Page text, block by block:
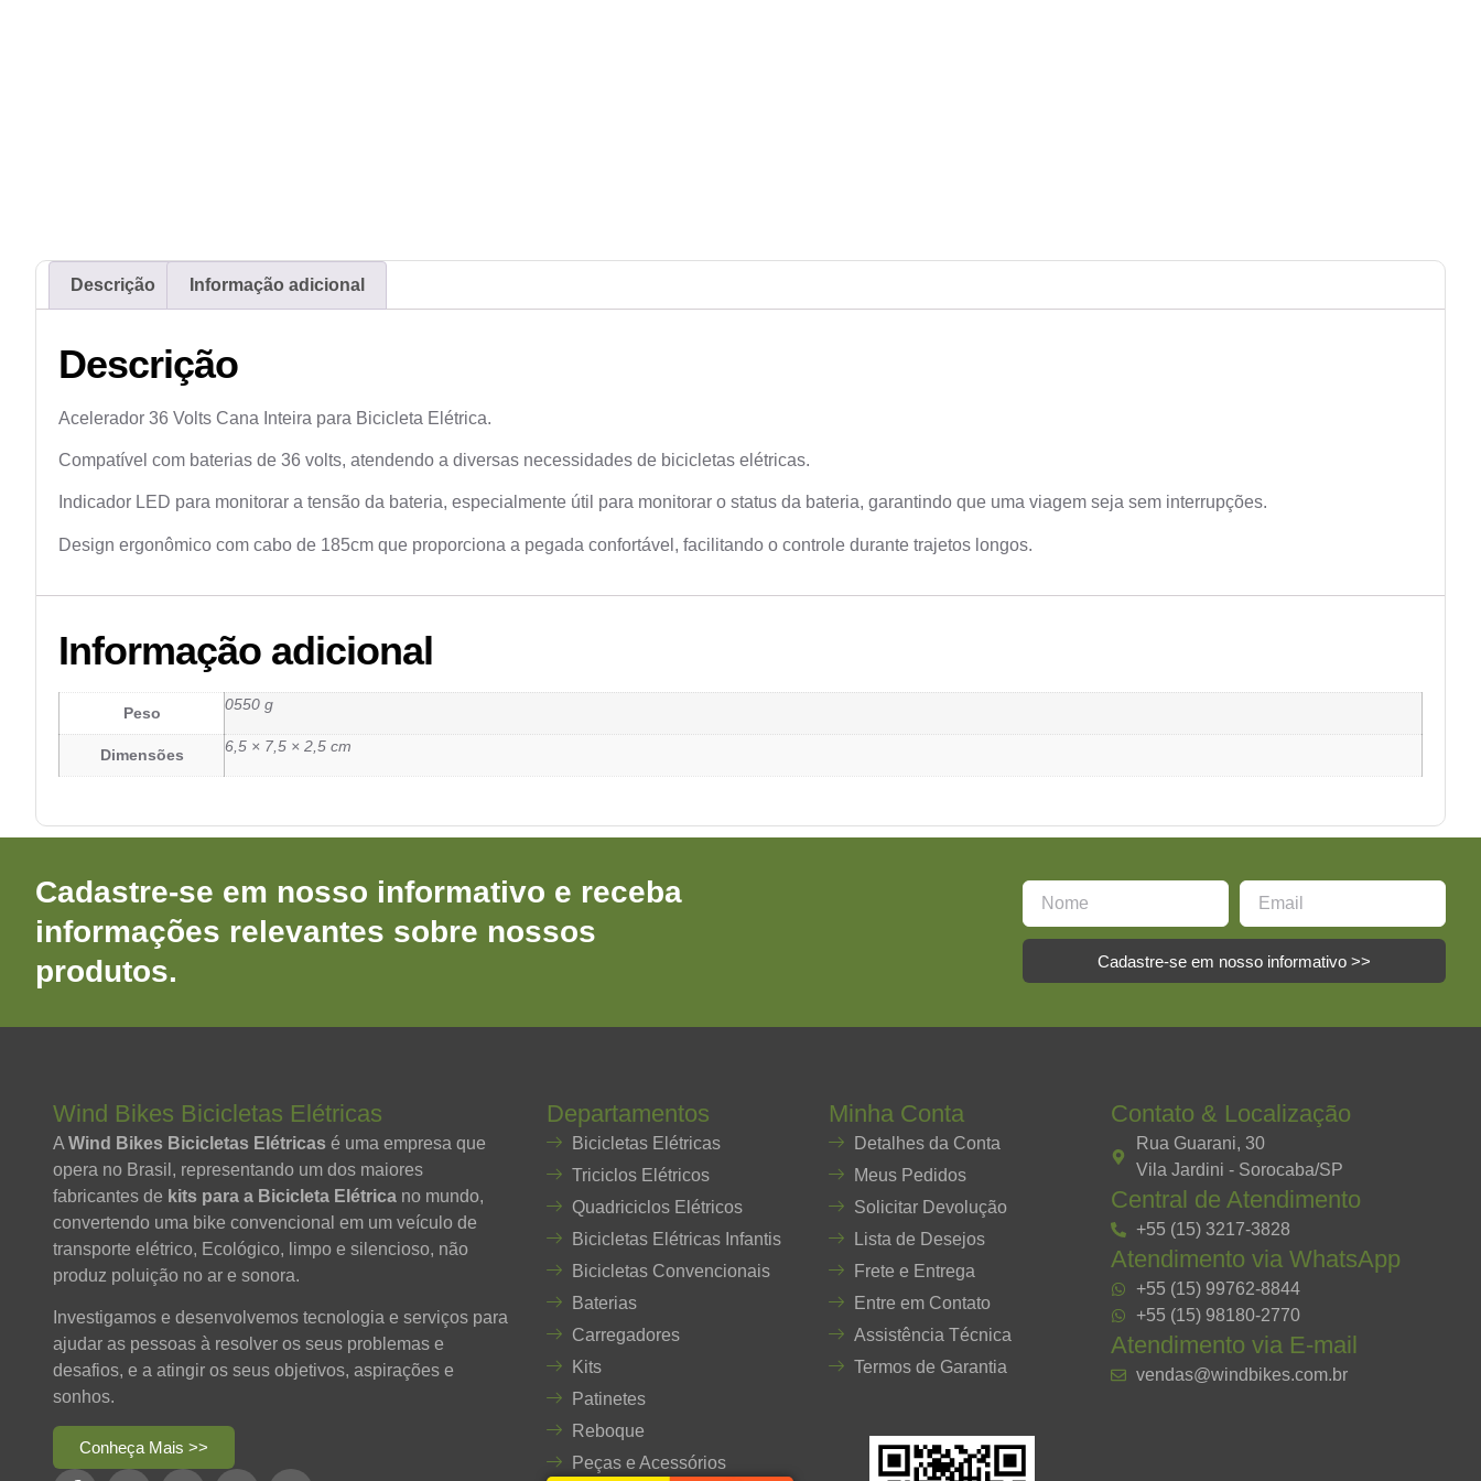
Descrição Informação adicional
Descrição
Acelerador 36 Volts Cana Inteira para Bicicleta Elétrica.
Compatível com baterias de 36 volts, atendendo a diversas necessidades de bicicletas elétricas.
Indicador LED para monitorar a tensão da bateria, especialmente útil para monitorar o status da bateria, garantindo que uma viagem seja sem interrupções.
Design ergonômico com cabo de 185cm que proporciona a pegada confortável, facilitando o controle durante trajetos longos.
Informação adicional
Peso 0550 g
Dimensões 6,5 × 7,5 × 2,5 cm
Cadastre-se em nosso informativo e receba
informações relevantes sobre nossos
produtos.
Cadastre-se em nosso informativo >>
Wind Bikes Bicicletas Elétricas
A Wind Bikes Bicicletas Elétricas é uma empresa que
opera no Brasil, representando um dos maiores
fabricantes de kits para a Bicicleta Elétrica no mundo,
convertendo uma bike convencional em um veículo de
transporte elétrico, Ecológico, limpo e silencioso, não
produz poluição no ar e sonora.
Investigamos e desenvolvemos tecnologia e serviços para
ajudar as pessoas à resolver os seus problemas e
desafios, e a atingir os seus objetivos, aspirações e
sonhos.
Conheça Mais >>
Departamentos
Bicicletas Elétricas
Triciclos Elétricos
Quadriciclos Elétricos
Bicicletas Elétricas Infantis
Bicicletas Convencionais
Baterias
Carregadores
Kits
Patinetes
Reboque
Peças e Acessórios
Minha Conta
Detalhes da Conta
Meus Pedidos
Solicitar Devolução
Lista de Desejos
Frete e Entrega
Entre em Contato
Assistência Técnica
Termos de Garantia
Contato & Localização
Rua Guarani, 30
Vila Jardini - Sorocaba/SP
Central de Atendimento
+55 (15) 3217-3828
Atendimento via WhatsApp
+55 (15) 99762-8844
+55 (15) 98180-2770
Atendimento via E-mail
vendas@windbikes.com.br